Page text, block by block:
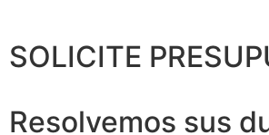
SOLICITE
Resolvemos sus